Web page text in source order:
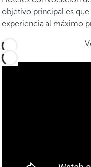
objetivo principal es que
experiencia al máximo